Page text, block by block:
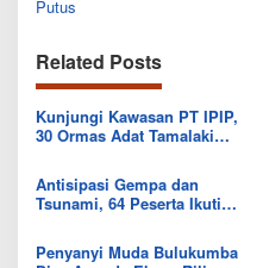
Putus
Related Posts
Kunjungi Kawasan PT IPIP,
30 Ormas Adat Tamalaki
Bumi Mekongga
Antisipasi Gempa dan
Tsunami, 64 Peserta Ikuti
Kolaka Utara
Penyanyi Muda Bulukumba